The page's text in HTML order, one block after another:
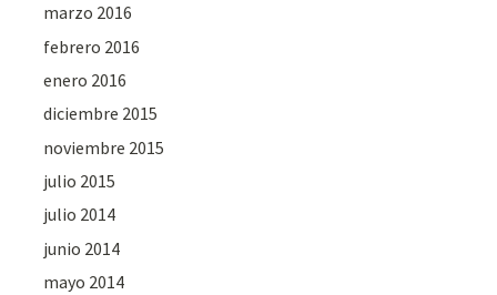
marzo 2016
febrero 2016
enero 2016
diciembre 2015
noviembre 2015
julio 2015
julio 2014
junio 2014
mayo 2014